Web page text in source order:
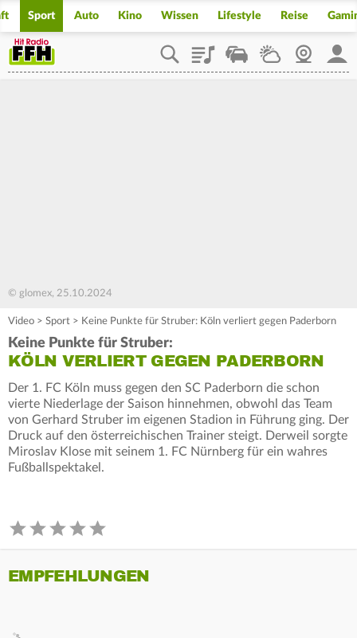
Sport Auto Kino Wissen Lifestyle Reise
PlaylistStaupilotWetterWebcam
© glomex, 25.10.2024
Video > Sport > Keine Punkte für Struber: Köln verliert gegen Paderborn
Keine Punkte für Struber:
KÖLN VERLIERT GEGEN PADERBORN
Der 1. FC Köln muss gegen den SC Paderborn die schon
vierte Niederlage der Saison hinnehmen, obwohl das Team
von Gerhard Struber im eigenen Stadion in Führung ging. Der
Druck auf den österreichischen Trainer steigt. Derweil sorgte
Miroslav Klose mit seinem 1. FC Nürnberg für ein wahres
Fußballspektakel.
EMPFEHLUNGEN